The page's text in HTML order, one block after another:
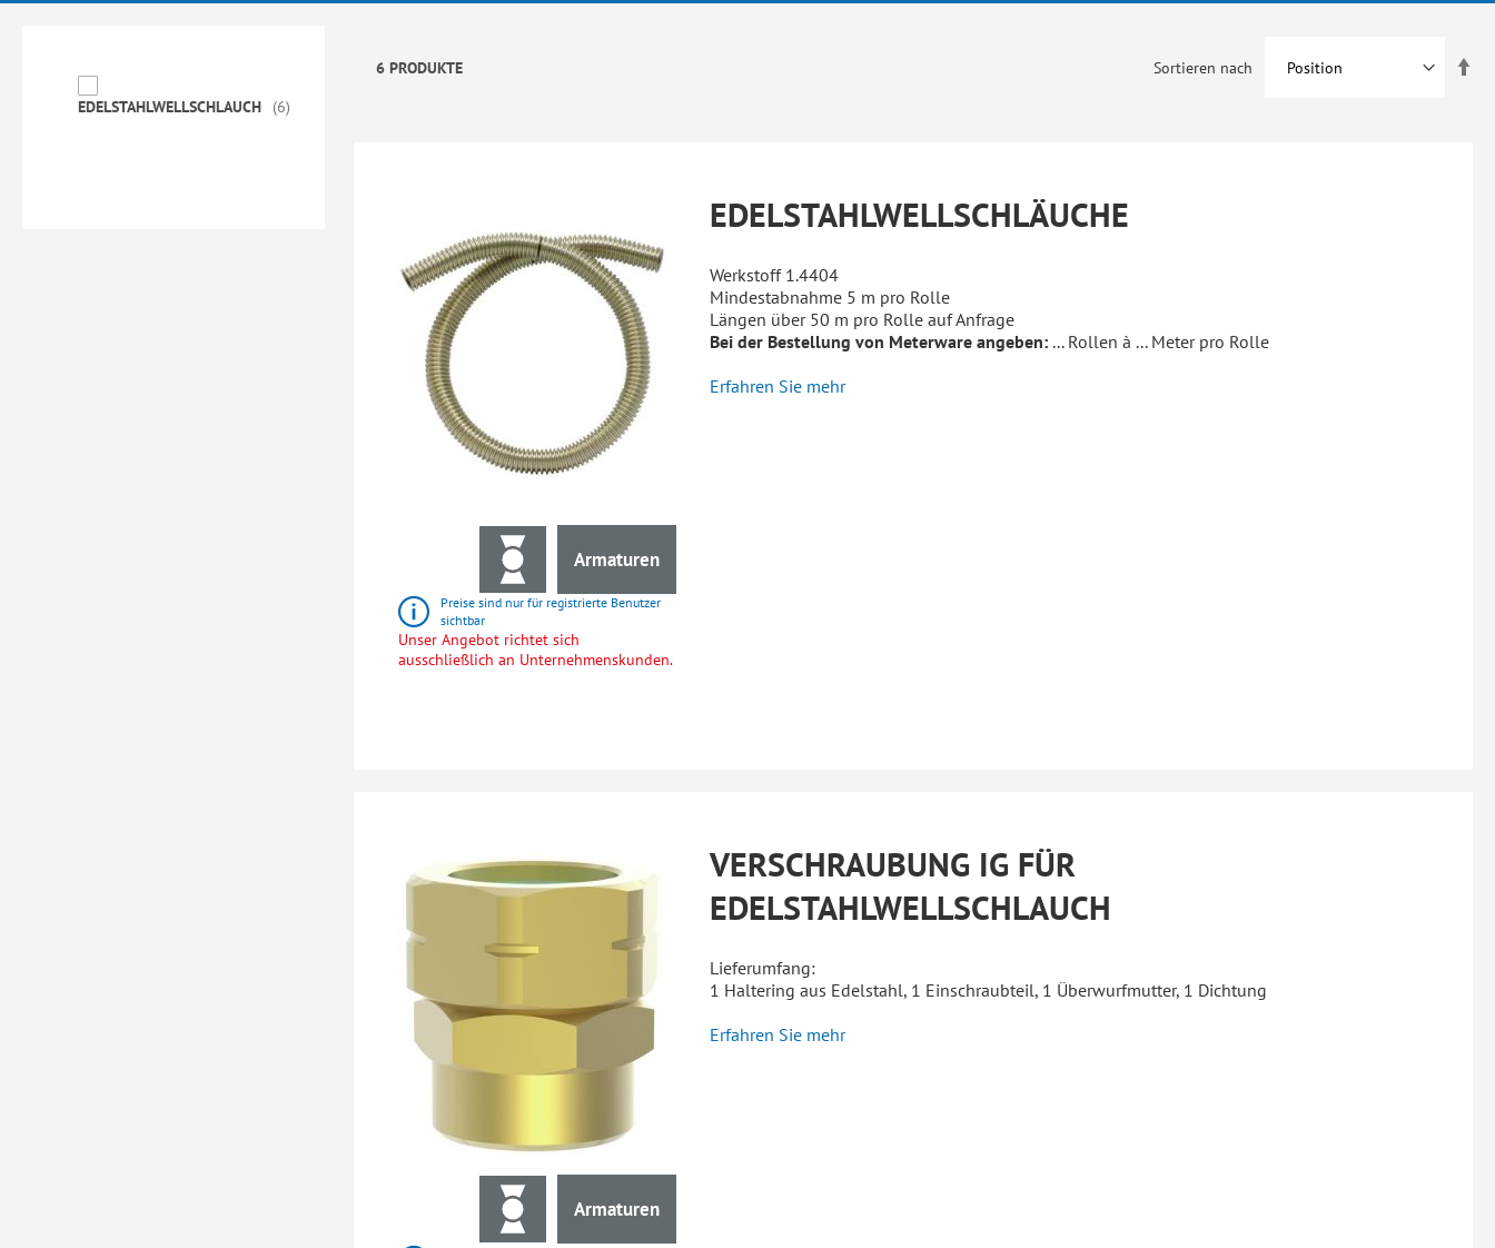
6 PRODUKTE Sortieren nach
EDELSTAHLWELLSCHLÄUCHE
Werkstoff 1.4404
Mindestabnahme 5 m pro Rolle
Längen über 50 m pro Rolle auf Anfrage
Bei der Bestellung von Meterware angeben:... Rollen à ... Meter pro Rolle
Erfahren Sie mehr
Armaturen
Preise sind nur für registrierte Benutzer
sichtbar
Unser Angebot richtet sich
ausschließlich an Unternehmenskunden.
VERSCHRAUBUNG IG FÜR
EDELSTAHLWELLSCHLAUCH
Lieferumfang:
1 Haltering aus Edelstahl, 1 Einschraubteil, 1 Überwurfmutter, 1 Dichtung
Erfahren Sie mehr
Armaturen
EDELSTAHLWELLSCHLAUCH 6